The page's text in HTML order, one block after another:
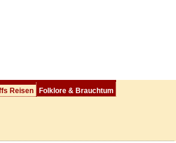
Reisen Folklore & Brauchtum